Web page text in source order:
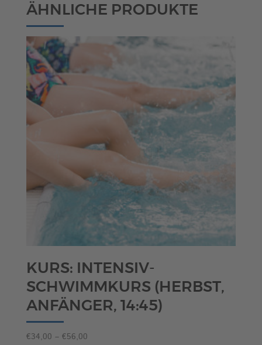
ÄHNLICHE PRODUKTE
KURS: INTENSIV-
SCHWIMMKURS (HERBST,
ANFÄNGER, 14:45)
€34,00 – €56,00Preisspanne: